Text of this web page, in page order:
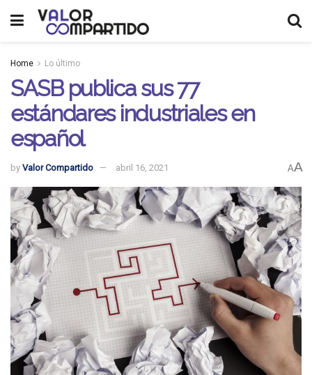
Home Lo último
SASB publica sus 77
estándares industriales en
español
by Valor Compartido abril 16, 2021 AA